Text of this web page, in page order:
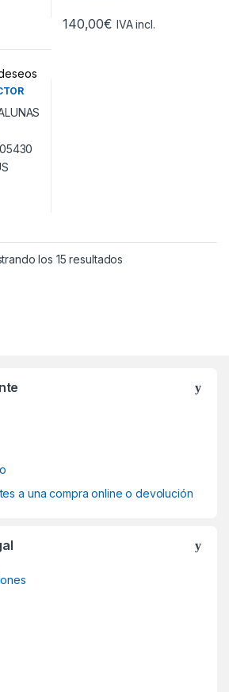
140,00€ IVA incl.
DE
los 15 resultados
a una compra online o devolución